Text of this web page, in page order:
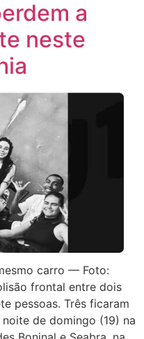
a
neste
carro — Foto:
frontal entre dois
pessoas. Três ficaram
de domingo (19) na